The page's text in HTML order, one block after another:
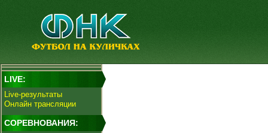
LIVE:
Live-результаты
Онлайн трансляции
СОРЕВНОВАНИЯ: